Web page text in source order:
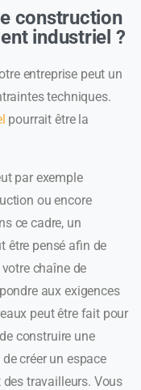
construction
industriel ?
entreprise peut un
techniques.
pourrait être la
par exemple
ou encore
ce cadre, un
être pensé afin de
chaîne de
aux exigences
peut être fait pour
construire une
créer un espace
travailleurs. Vous